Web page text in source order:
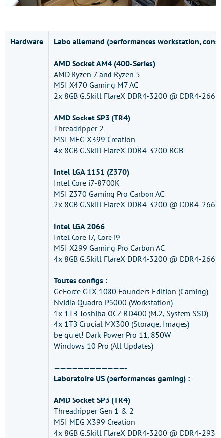
Hardware Labo allemand (performances workstation,
AMD Socket AM4 (400-Series)
AMD Ryzen 7 and Ryzen 5
MSI X470 Gaming M7 AC
2x 8GB G.Skill FlareX DDR4-3200 @ DDR4-
AMD Socket SP3 (TR4)
Threadripper 2
MSI MEG X399 Creation
4x 8GB G.Skill FlareX DDR4-3200 RGB
Intel LGA 1151 (Z370)
Intel Core i7-8700K
MSI Z370 Gaming Pro Carbon AC
2x 8GB G.Skill FlareX DDR4-3200 @ DDR4-
Intel LGA 2066
Intel Core i7, Core i9
MSI X299 Gaming Pro Carbon AC
4x 8GB G.Skill FlareX DDR4-3200 @ DDR4-2666
Toutes configs :
GeForce GTX 1080 Founders Edition (Gaming)
Nvidia Quadro P6000 (Workstation)
1x 1TB Toshiba OCZ RD400 (M.2, System SSD)
4x 1TB Crucial MX300 (Storage, Images)
be quiet! Dark Power Pro 11, 850W
Windows 10 Pro (All Updates)
————————————-
Laboratoire US (performances gaming) :
AMD Socket SP3 (TR4)
Threadripper Gen 1 & 2
MSI MEG X399 Creation
4x 8GB G.Skill FlareX DDR4-3200 @ DDR4-